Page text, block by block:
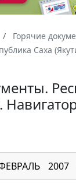
Горячие
Саха
2007